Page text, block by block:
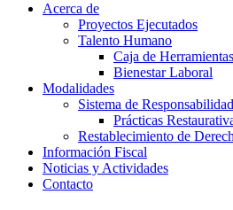
Acerca de
Proyectos Ejecutados
Talento Humano
Caja de Herramientas
Bienestar Laboral
Modalidades
Sistema de
Prácticas
Restablecimiento de
Información Fiscal
Noticias y Actividades
Contacto